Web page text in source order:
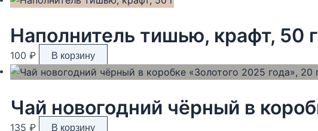
Наполнитель тишью, крафт, 50 г
100 ₽ В корзину
135 ₽ В корзину